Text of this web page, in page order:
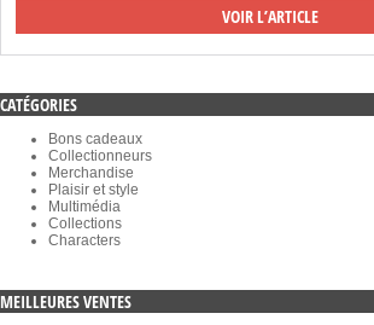
VOIR L’ARTICLE
CATÉGORIES
Bons cadeaux
Collectionneurs
Merchandise
Plaisir et style
Multimédia
Collections
Characters
MEILLEURES VENTES